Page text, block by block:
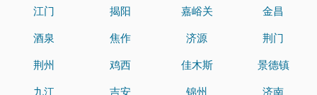
江门 揭阳 嘉峪关 金昌
酒泉 焦作 济源 荆门
荆州 鸡西 佳木斯 景德镇
九江 吉安 锦州 济南